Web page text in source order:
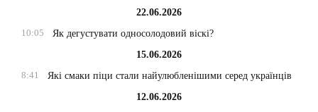
22.06.2026
10:05
Як дегустувати односолодовий віскі?
15.06.2026
8:41
Які смаки піци стали найулюбленішими серед українців
12.06.2026